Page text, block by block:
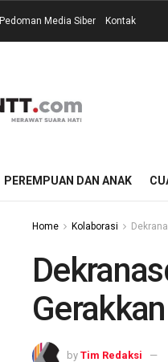
Pedoman Media Siber Kontak
PEREMPUAN DAN ANAK
Home Kolaborasi
by Tim Redaksi